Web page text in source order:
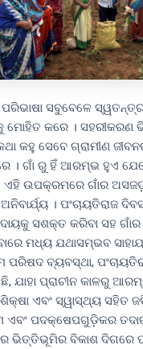
ସବୁବେଳେ ସ୍ୱତନ୍ତ୍ର
କରେ । ସହରୀକରଣ
କହୁ ସେବେ ଗ୍ରାମୀଣ
। ଗାଁ ରୁ ହିଁ ଆରମ୍ଭ ହୁଏ
ଏହି ଉପକ୍ରମରେ ଗାଁର
। ପଂଚାୟତିରାଜ
ସଶକ୍ତ କରିବା ସହ
ମଧ୍ୟ ଯଥାସମ୍ଭବ
ପରିଷଦ ବ୍ୟବସ୍ଥା,
ଯାହା ପ୍ରାଚୀନ କାଳରୁ
ଏବଂ ସ୍ୱାସ୍ଥ୍ୟ ସହିତ
ଏବଂ ପଦକ୍ଷେପଗୁଡ଼ିକର
ଭିତ୍ତିଭୂମିର ବିକାଶ ଦିଗରେ